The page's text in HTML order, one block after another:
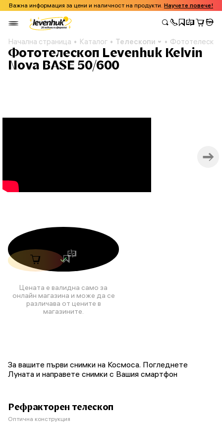
Важна информация за цени и наличност на продукти. Научете повече!
Начална страница Каталог Телескопи
Фототелескоп Levenhuk Kelvin
Nova BASE 50/600
Цената е валидна само за
онлайн магазина и може да се
различава от цените в
магазините.
За вашите първи снимки на Космоса. Погледнете
Луната и направете снимки с Вашия смартфон
Рефракторен телескоп
Оптична конструкция